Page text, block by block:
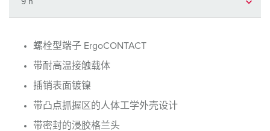
螺栓型端子 ErgoCONTACT
带耐高温接触载体
插销表面镀镍
带凸点抓握区的人体工学外壳设计
带密封的浸胶格兰头